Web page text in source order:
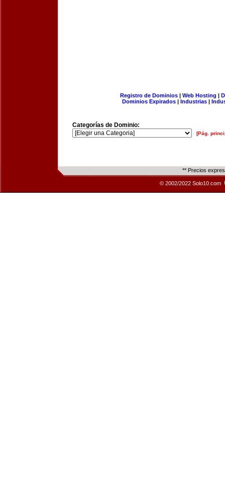
Registro de Dominios| Web Hosting |
Dominios Expirados | Industrias |
Categorías de Dominio:
[Pág.
** Precios
© 2002/2022 Solo10.com